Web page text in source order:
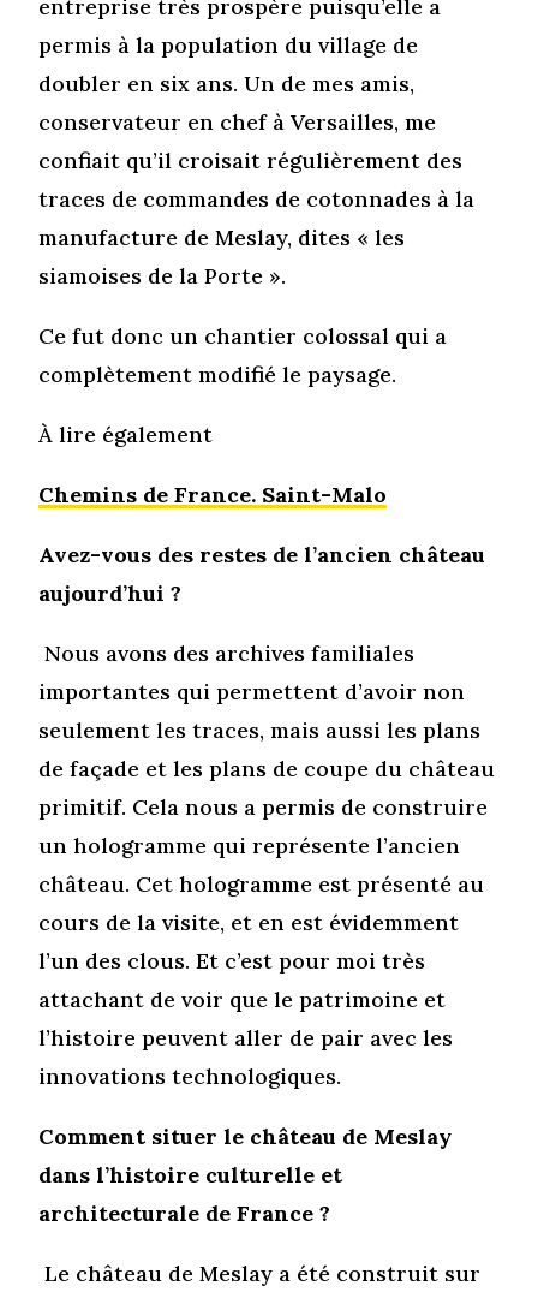
entreprise très prospère puisqu’elle a
permis à la population du village de
doubler en six ans. Un de mes amis,
conservateur en chef à Versailles, me
confiait qu’il croisait régulièrement des
traces de commandes de cotonnades à la
manufacture de Meslay, dites « les
siamoises de la Porte ».
Ce fut donc un chantier colossal qui a
complètement modifié le paysage.
À lire également
Chemins de France. Saint-Malo
Avez-vous des restes de l’ancien château
aujourd’hui ?
Nous avons des archives familiales
importantes qui permettent d’avoir non
seulement les traces, mais aussi les plans
de façade et les plans de coupe du château
primitif. Cela nous a permis de construire
un hologramme qui représente l’ancien
château. Cet hologramme est présenté au
cours de la visite, et en est évidemment
l’un des clous. Et c’est pour moi très
attachant de voir que le patrimoine et
l’histoire peuvent aller de pair avec les
innovations technologiques.
Comment situer le château de Meslay
dans l’histoire culturelle et
architecturale de France ?
Le château de Meslay a été construit sur